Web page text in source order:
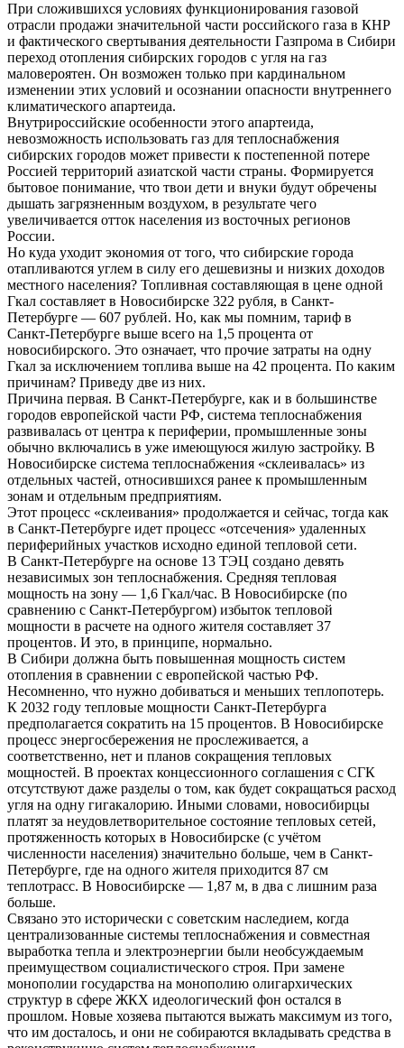
При сложившихся условиях функционирования газовой
отрасли продажи значительной части российского газа в КНР
и фактического свертывания деятельности Газпрома в Сибири
переход отопления сибирских городов с угля на газ
маловероятен. Он возможен только при кардинальном
изменении этих условий и осознании опасности внутреннего
климатического апартеида.
Внутрироссийские особенности этого апартеида,
невозможность использовать газ для теплоснабжения
сибирских городов может привести к постепенной потере
Россией территорий азиатской части страны. Формируется
бытовое понимание, что твои дети и внуки будут обречены
дышать загрязненным воздухом, в результате чего
увеличивается отток населения из восточных регионов
России.
Но куда уходит экономия от того, что сибирские города
отапливаются углем в силу его дешевизны и низких доходов
местного населения? Топливная составляющая в цене одной
Гкал составляет в Новосибирске 322 рубля, в Санкт-
Петербурге — 607 рублей. Но, как мы помним, тариф в
Санкт-Петербурге выше всего на 1,5 процента от
новосибирского. Это означает, что прочие затраты на одну
Гкал за исключением топлива выше на 42 процента. По каким
причинам? Приведу две из них.
Причина первая. В Санкт-Петербурге, как и в большинстве
городов европейской части РФ, система теплоснабжения
развивалась от центра к периферии, промышленные зоны
обычно включались в уже имеющуюся жилую застройку. В
Новосибирске система теплоснабжения «склеивалась» из
отдельных частей, относившихся ранее к промышленным
зонам и отдельным предприятиям.
Этот процесс «склеивания» продолжается и сейчас, тогда как
в Санкт-Петербурге идет процесс «отсечения» удаленных
периферийных участков исходно единой тепловой сети.
В Санкт-Петербурге на основе 13 ТЭЦ создано девять
независимых зон теплоснабжения. Средняя тепловая
мощность на зону — 1,6 Гкал/час. В Новосибирске (по
сравнению с Санкт-Петербургом) избыток тепловой
мощности в расчете на одного жителя составляет 37
процентов. И это, в принципе, нормально.
В Сибири должна быть повышенная мощность систем
отопления в сравнении с европейской частью РФ.
Несомненно, что нужно добиваться и меньших теплопотерь.
К 2032 году тепловые мощности Санкт-Петербурга
предполагается сократить на 15 процентов. В Новосибирске
процесс энергосбережения не прослеживается, а
соответственно, нет и планов сокращения тепловых
мощностей. В проектах концессионного соглашения с СГК
отсутствуют даже разделы о том, как будет сокращаться расход
угля на одну гигакалорию. Иными словами, новосибирцы
платят за неудовлетворительное состояние тепловых сетей,
протяженность которых в Новосибирске (с учётом
численности населения) значительно больше, чем в Санкт-
Петербурге, где на одного жителя приходится 87 см
теплотрасс. В Новосибирске — 1,87 м, в два с лишним раза
больше.
Связано это исторически с советским наследием, когда
централизованные системы теплоснабжения и совместная
выработка тепла и электроэнергии были необсуждаемым
преимуществом социалистического строя. При замене
монополии государства на монополию олигархических
структур в сфере ЖКХ идеологический фон остался в
прошлом. Новые хозяева пытаются выжать максимум из того,
что им досталось, и они не собираются вкладывать средства в